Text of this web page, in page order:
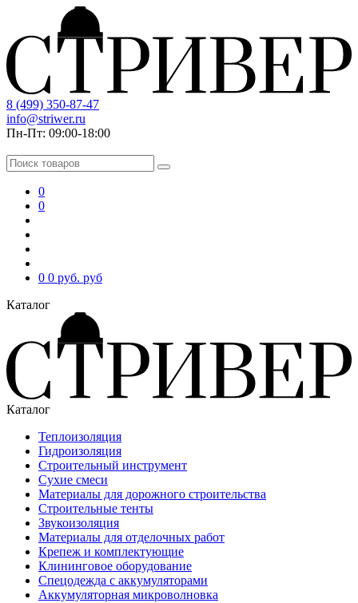
8 (499) 350-87-47
info@striwer.ru
Пн-Пт: 09:00-18:00
0
0
0 0 руб. руб
Каталог
Каталог
Теплоизоляция
Гидроизоляция
Строительный инструмент
Сухие смеси
Материалы для дорожного строительства
Строительные тенты
Звукоизоляция
Материалы для отделочных работ
Крепеж и комплектующие
Клининговое оборудование
Спецодежда с аккумуляторами
Аккумуляторная микроволновка